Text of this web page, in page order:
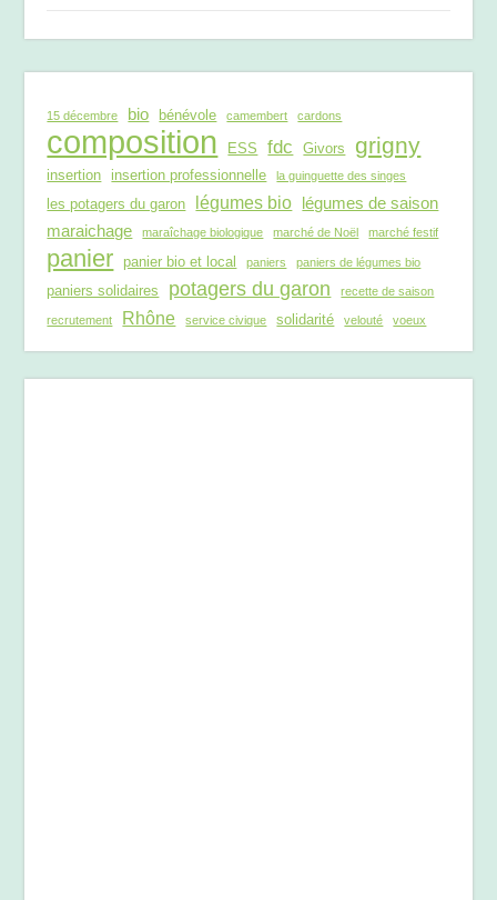
15 décembre bio bénévole camembert cardons
composition ESS fdc Givors grigny
insertion insertion professionnelle la guinguette des singes
les potagers du garon légumes bio légumes de saison
maraichage
maraîchage biologique marché de Noël marché festif
panier panier bio et local paniers paniers de légumes bio
paniers solidaires potagers du garon recette de saison
recrutement Rhône service civique solidarité velouté voeux